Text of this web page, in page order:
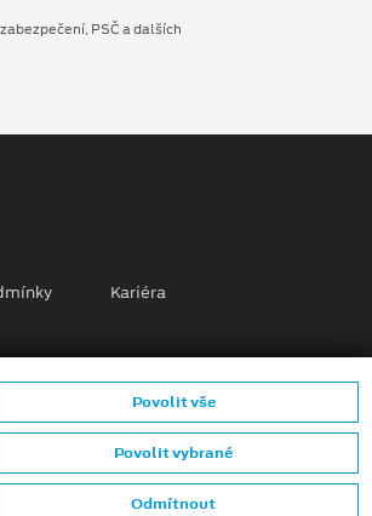
PSČ a dalších
Kariéra
modelů vozidel a generativní
Odmítnout
Povolit vybrané
Povolit vše